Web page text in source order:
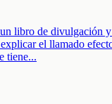
libro de divulgación
el llamado
tiene...